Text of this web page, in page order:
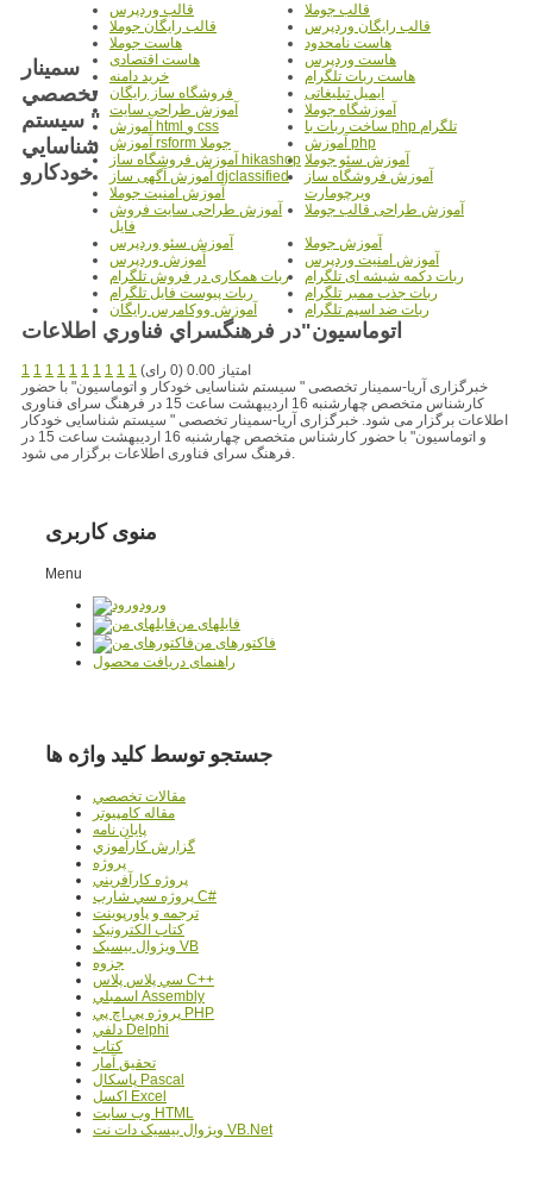
قالب جوملا
قالب وردپرس
قالب رایگان وردپرس
قالب رایگان جوملا
هاست نامحدود
هاست جوملا
هاست وردپرس
هاست اقتصادی
هاست ربات تلگرام
خرید دامنه
ایمیل تبلیغاتی
فروشگاه ساز رایگان
آموزشگاه جوملا
آموزش طراحی سایت
ساخت ربات با php تلگرام
آموزش html و css
آموزش php
آموزش rsform جوملا
آموزش سئو جوملا آموزش فروشگاه ساز hikashop
آموزش فروشگاه ساز
ویرچومارت
آموزش آگهی ساز djclassified
آموزش امنیت جوملا
آموزش طراحی قالب جوملا
آموزش طراحی سایت فروش
فایل
آموزش جوملا
آموزش سئو وردپرس
آموزش امنیت وردپرس
آموزش وردپرس
ربات دکمه شیشه ای تلگرام
ربات همکاری در فروش تلگرام
ربات جذب ممبر تلگرام
ربات پیوست فایل تلگرام
ربات ضد اسپم تلگرام
آموزش ووکامرس رایگان
سمينار
تخصصي
" سيستم
شناسايي
خودکارو
اتوماسيون"در فرهنگسراي فناوري اطلاعات
1 1 1 1 1 1 1 1 1 1
امتیاز 0.00 (0 رای)
خبرگزاری آریا-سمینار تخصصی " سیستم شناسایی خودکار و اتوماسیون" با حضور
کارشناس متخصص چهارشنبه 16 اردیبهشت ساعت 15 در فرهنگ سرای فناوری
اطلاعات برگزار می شود. خبرگزاری آریا-سمینار تخصصی " سیستم شناسایی خودکار
و اتوماسیون" با حضور کارشناس متخصص چهارشنبه 16 اردیبهشت ساعت 15 در
فرهنگ سرای فناوری اطلاعات برگزار می شود.
منوی کاربری
Menu
ورود
فایلهای من
فاکتورهای من
راهنمای دریافت محصول
جستجو توسط کلید واژه ها
مقالات تخصصي
مقاله کامپیوتر
پایان نامه
گزارش کارآموزي
پروژه
پروژه کارآفريني
پروژه سي شارپ C#
ترجمه و پاورپوينت
کتاب الکترونيک
ويژوال بيسيک VB
جزوه
سي پلاس پلاس C++
اسمبلي Assembly
پروژه پي اچ پي PHP
دلفي Delphi
کتاب
تحقيق آمار
پاسکال Pascal
اکسل Excel
وب سايت HTML
ويژوال بيسيک دات نت VB.Net